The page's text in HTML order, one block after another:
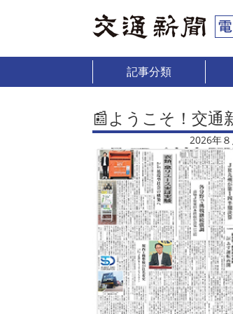
記事分類
📰ようこそ！交通
2026年